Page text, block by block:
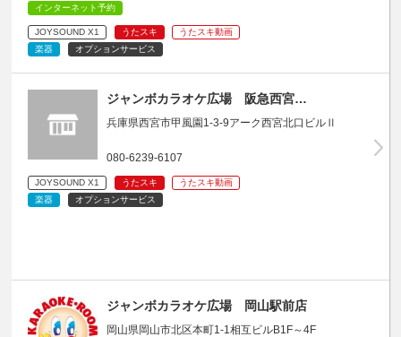
インターネット予約
JOYSOUND X1 うたスキ
うたスキ動画
楽器
オプションサービス
ジャンボカラオケ広場 阪急西宮…
兵庫県西宮市甲風園1-3-9アーク西宮北口ビルⅡ
080-6239-6107
JOYSOUND X1 うたスキ
うたスキ動画
楽器
オプションサービス
ジャンボカラオケ広場 岡山駅前店
岡山県岡山市北区本町1-1相互ビルB1F～4F